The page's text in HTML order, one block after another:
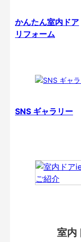
かんたん室内ドア
リフォーム
SNS ギャラリー
室内